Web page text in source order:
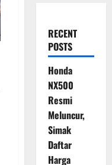
RECENT
POSTS
Honda
NX500
Resmi
Meluncur,
Simak
Daftar
Harga